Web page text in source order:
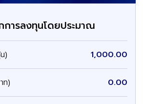
ารลงทุนโดยประมาณ
) 1,000.00
ท) 0.00